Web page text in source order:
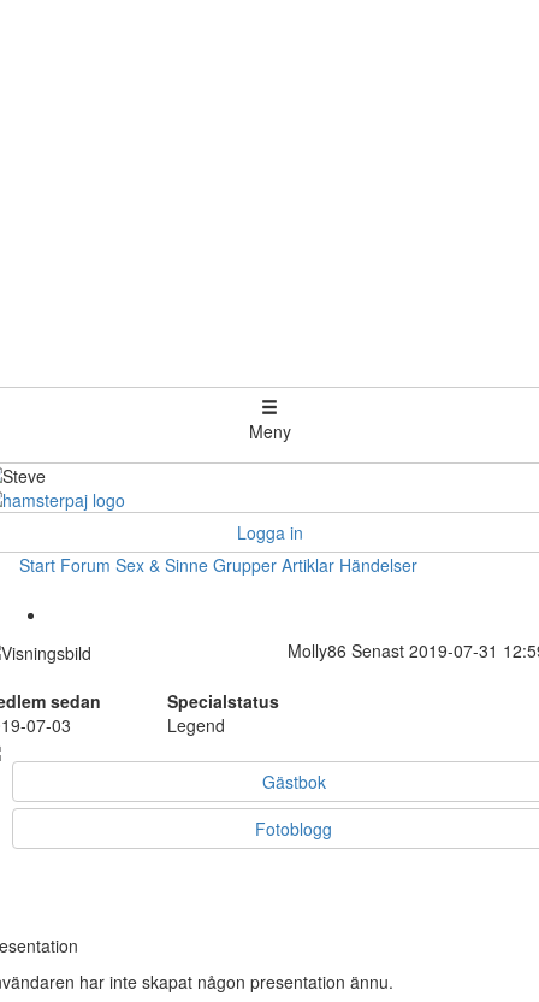
Meny
Logga in
Start Forum Sex & Sinne Grupper Artiklar Händelser
Molly86 Senast 2019-07-31
sedan
Specialstatus
07-03
Legend
Gästbok
Fotoblogg
har inte skapat någon presentation ännu.